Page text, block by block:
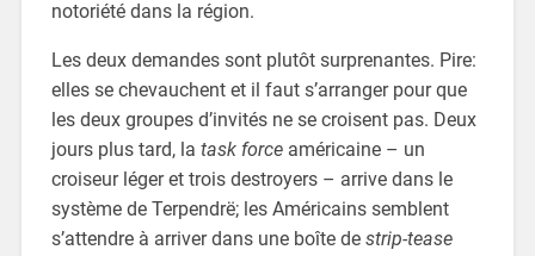
notoriété dans la région.
Les deux demandes sont plutôt surprenantes. Pire:
elles se chevauchent et il faut s’arranger pour que
les deux groupes d’invités ne se croisent pas. Deux
jours plus tard, la task forceaméricaine – un
croiseur léger et trois destroyers – arrive dans le
système de Terpendrë; les Américains semblent
s’attendre à arriver dans une boîte de strip-tease